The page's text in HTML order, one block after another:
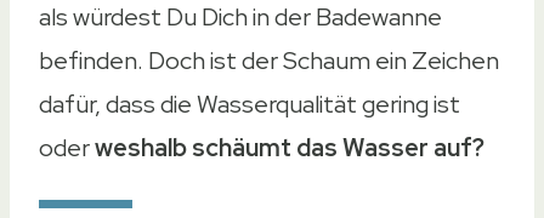
als würdest Du Dich in der Badewanne
befinden. Doch ist der Schaum ein Zeichen
dafür, dass die Wasserqualität gering ist
oderweshalb schäumt das Wasser auf?